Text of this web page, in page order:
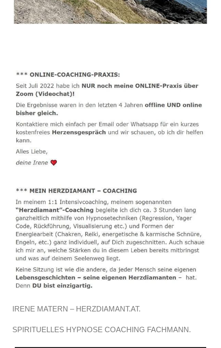
IRENE MATERN – HERZDIAMANT.AT.
SPIRITUELLES HYPNOSE COACHING FACHMANN.